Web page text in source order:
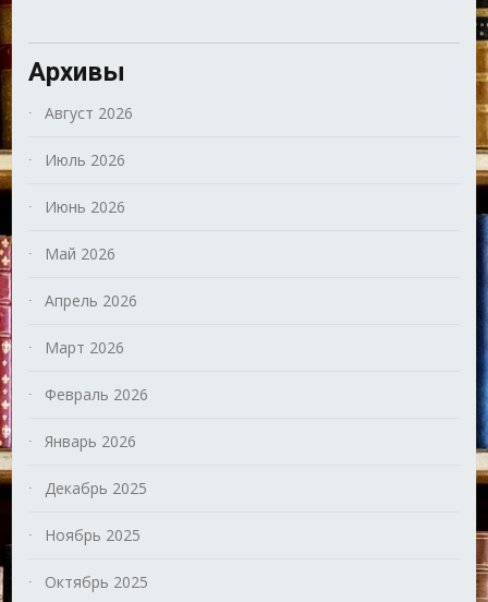
Архивы
Август 2026
Июль 2026
Июнь 2026
Май 2026
Апрель 2026
Март 2026
Февраль 2026
Январь 2026
Декабрь 2025
Ноябрь 2025
Октябрь 2025